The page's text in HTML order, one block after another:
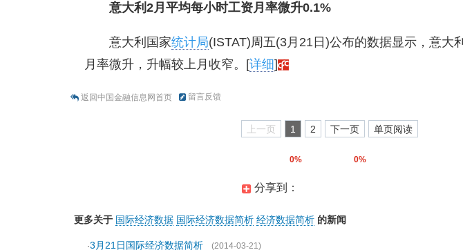
意大利2月平均每小时工资月率微升0.1%
意大利国家统计局(ISTAT)周五(3月21日)公布的数据显示，意大
月率微升，升幅较上月收窄。[详细]
返回中国金融信息网首页 留言反馈
上一页 1 2 下一页 单页阅读
0% 0%
分享到：
更多关于 国际经济数据 国际经济数据简析 经济数据简析 的新闻
·3月21日国际经济数据简析 (2014-03-21)